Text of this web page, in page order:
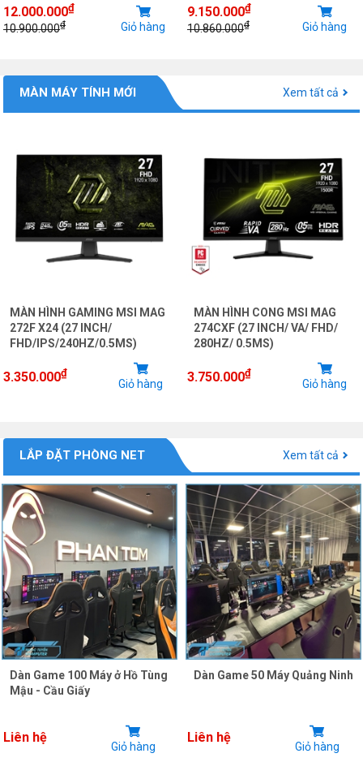
12.000.000₫
10.900.000₫ Giỏ hàng
9.150.000₫
10.860.000₫ Giỏ hàng
MÀN MÁY TÍNH MỚI Xem tất cả
MÀN HÌNH GAMING MSI MAG
272F X24 (27 INCH/
FHD/IPS/240HZ/0.5MS)
3.350.000₫
Giỏ hàng
MÀN HÌNH CONG MSI MAG
274CXF (27 INCH/ VA/ FHD/
280HZ/ 0.5MS)
3.750.000₫
Giỏ hàng
LẮP ĐẶT PHÒNG NET Xem tất cả
Dàn Game 100 Máy ở Hồ Tùng
Mậu - Cầu Giấy
Liên hệ
Giỏ hàng
Dàn Game 50 Máy Quảng Ninh
Liên hệ
Giỏ hàng